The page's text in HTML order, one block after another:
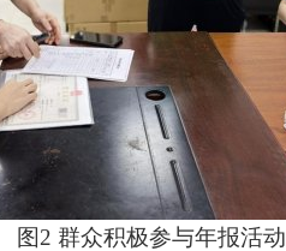
图2 群众积极参与年报活动